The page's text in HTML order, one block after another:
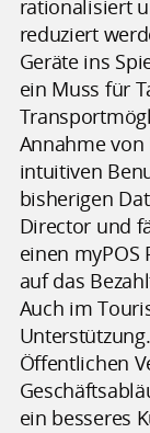
rationalisiert
reduziert
Geräte ins
ein Muss für
Annahme
intuitiven
bisherigen
Director und
einen
auf das
Auch im
Öffentlichen
ein besseres